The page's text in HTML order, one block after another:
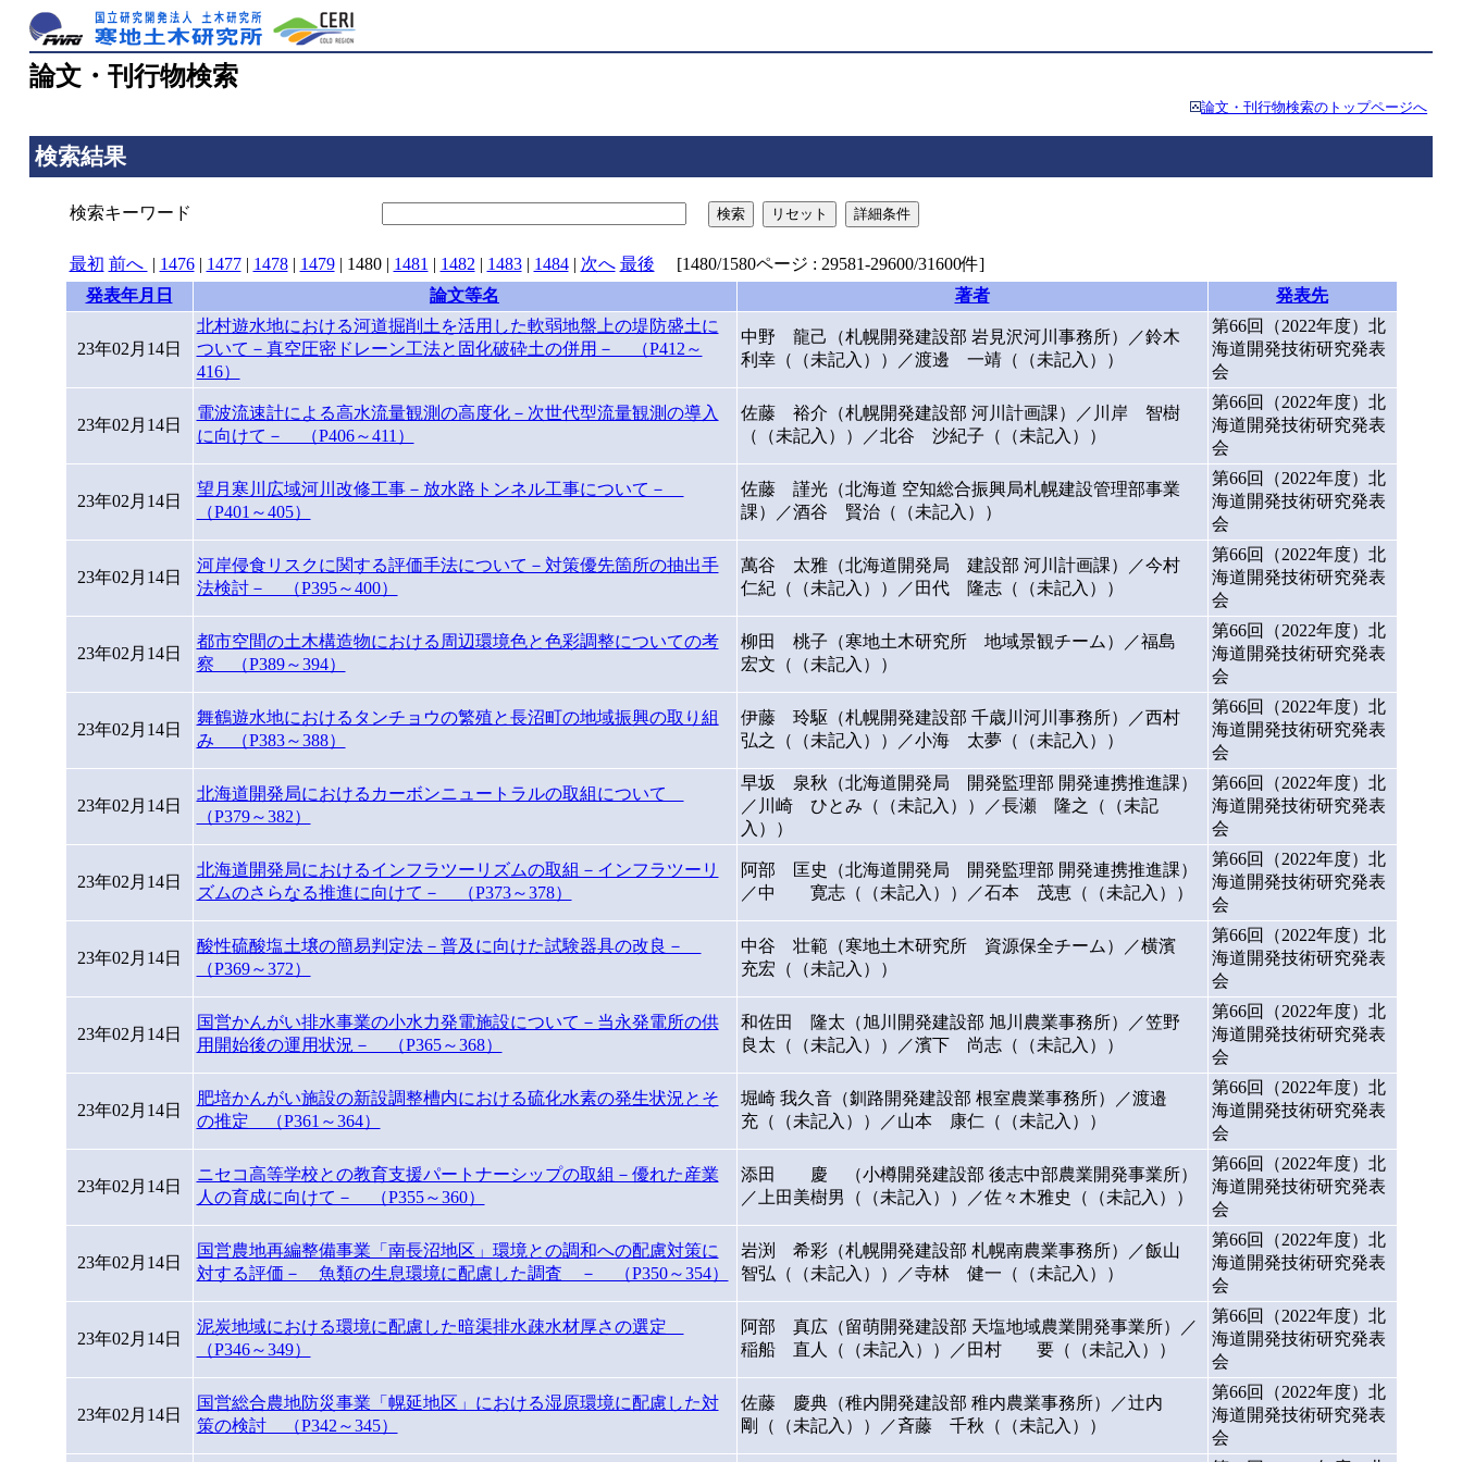
論文・刊行物検索
論文・刊行物検索のトップページへ
検索結果
検索キーワード 検索 リセット 詳細条件
最初 前へ | 1476| 1477| 1478| 1479| 1480| 1481 | 1482 | 1483| 1484| 次へ 最後 [1480/1580ページ : 29581-29600/31600件]
発表年月日
論文等名 著者 発表先
23年02月14日
北村遊水地における河道掘削土を活用した軟弱地盤上の堤防盛土に
ついて－真空圧密ドレーン工法と固化破砕土の併用－ （P412～
416）
中野 龍己（札幌開発建設部 岩見沢河川事務所）／鈴木
利幸（（未記入））／渡邊 一靖（（未記入））
第66回（2022年度）北
海道開発技術研究発表
会
23年02月14日
電波流速計による高水流量観測の高度化－次世代型流量観測の導入
に向けて－ （P406～411）
佐藤 裕介（札幌開発建設部 河川計画課）／川岸 智樹
（（未記入））／北谷 沙紀子（（未記入））
第66回（2022年度）北
海道開発技術研究発表
会
23年02月14日
望月寒川広域河川改修工事－放水路トンネル工事について－
（P401～405）
佐藤 謹光（北海道 空知総合振興局札幌建設管理部事業
課）／酒谷 賢治（（未記入））
第66回（2022年度）北
海道開発技術研究発表
会
23年02月14日
河岸侵食リスクに関する評価手法について－対策優先箇所の抽出手
法検討－ （P395～400）
萬谷 太雅（北海道開発局 建設部 河川計画課）／今村
仁紀（（未記入））／田代 隆志（（未記入））
第66回（2022年度）北
海道開発技術研究発表
会
23年02月14日
都市空間の土木構造物における周辺環境色と色彩調整についての考
察 （P389～394）
柳田 桃子（寒地土木研究所 地域景観チーム）／福島
宏文（（未記入））
第66回（2022年度）北
海道開発技術研究発表
会
23年02月14日
舞鶴遊水地におけるタンチョウの繁殖と長沼町の地域振興の取り組
み （P383～388）
伊藤 玲駆（札幌開発建設部 千歳川河川事務所）／西村
弘之（（未記入））／小海 太夢（（未記入））
第66回（2022年度）北
海道開発技術研究発表
会
23年02月14日
北海道開発局におけるカーボンニュートラルの取組について
（P379～382）
早坂 泉秋（北海道開発局 開発監理部 開発連携推進課）
／川崎 ひとみ（（未記入））／長瀬 隆之（（未記
入））
第66回（2022年度）北
海道開発技術研究発表
会
23年02月14日
北海道開発局におけるインフラツーリズムの取組－インフラツーリ
ズムのさらなる推進に向けて－ （P373～378）
阿部 匡史（北海道開発局 開発監理部 開発連携推進課）
／中 寛志（（未記入））／石本 茂恵（（未記入））
第66回（2022年度）北
海道開発技術研究発表
会
23年02月14日
酸性硫酸塩土壌の簡易判定法－普及に向けた試験器具の改良－
（P369～372）
中谷 壮範（寒地土木研究所 資源保全チーム）／横濱
充宏（（未記入））
第66回（2022年度）北
海道開発技術研究発表
会
23年02月14日
国営かんがい排水事業の小水力発電施設について－当永発電所の供
用開始後の運用状況－ （P365～368）
和佐田 隆太（旭川開発建設部 旭川農業事務所）／笠野
良太（（未記入））／濱下 尚志（（未記入））
第66回（2022年度）北
海道開発技術研究発表
会
23年02月14日
肥培かんがい施設の新設調整槽内における硫化水素の発生状況とそ
の推定 （P361～364）
堀崎 我久音（釧路開発建設部 根室農業事務所）／渡邉
充（（未記入））／山本 康仁（（未記入））
第66回（2022年度）北
海道開発技術研究発表
会
23年02月14日
ニセコ高等学校との教育支援パートナーシップの取組－優れた産業
人の育成に向けて－ （P355～360）
添田 慶 （小樽開発建設部 後志中部農業開発事業所）
／上田美樹男（（未記入））／佐々木雅史（（未記入））
第66回（2022年度）北
海道開発技術研究発表
会
23年02月14日
国営農地再編整備事業「南長沼地区」環境との調和への配慮対策に
対する評価－ 魚類の生息環境に配慮した調査 － （P350～354）
岩渕 希彩（札幌開発建設部 札幌南農業事務所）／飯山
智弘（（未記入））／寺林 健一（（未記入））
第66回（2022年度）北
海道開発技術研究発表
会
23年02月14日
泥炭地域における環境に配慮した暗渠排水疎水材厚さの選定
（P346～349）
阿部 真広（留萌開発建設部 天塩地域農業開発事業所）／
稲船 直人（（未記入））／田村 要（（未記入））
第66回（2022年度）北
海道開発技術研究発表
会
23年02月14日
国営総合農地防災事業「幌延地区」における湿原環境に配慮した対
策の検討 （P342～345）
佐藤 慶典（稚内開発建設部 稚内農業事務所）／辻内
剛（（未記入））／斉藤 千秋（（未記入））
第66回（2022年度）北
海道開発技術研究発表
会